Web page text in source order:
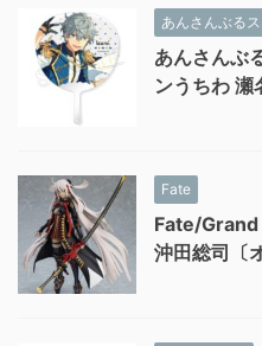
あんさんぶるス
あんさんぶ
ンうちわ 瀬
Fate
Fate/
沖田総司〔